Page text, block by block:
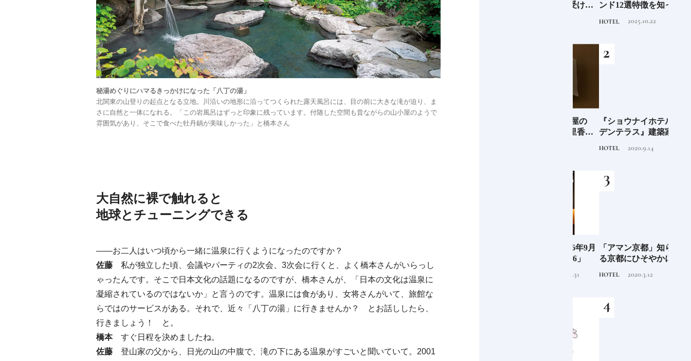
秘湯めぐりにハマるきっかけになった「八丁の湯」
北関東の山登りの起点となる立地。川沿いの地形に沿ってつくられた露天風呂には、目の前に大きな滝が迫り、ま
さに自然と一体になれる。「この岩風呂はずっと印象に残っています。付随した空間も昔ながらの山小屋のようで
雰囲気があり、そこで食べた牡丹鍋が美味しかった」と橋本さん
大自然に裸で触れると
地球とチューニングできる
――お二人はいつ頃から一緒に温泉に行くようになったのですか？
佐藤 私が独立した頃、会議やパーティの2次会、3次会に行くと、よく橋本さんがいらっし
ゃったんです。そこで日本文化の話題になるのですが、橋本さんが、「日本の文化は温泉に
凝縮されているのではないか」と言うのです。温泉には食があり、女将さんがいて、旅館な
らではのサービスがある。それで、近々「八丁の湯」に行きませんか？ とお話ししたら、
行きましょう！ と。
橋本すぐ日程を決めましたね。
佐藤 登山家の父から、日光の山の中腹で、滝の下にある温泉がすごいと聞いていて。2001
号「木と生きる2026」
INFORMATION 2026.7.31
スケープが誕生
TRAVEL 2022.6.11
ンド12選特徴を知って、
喫｜ホテルブランド大解
2025.10.22
『ショウナイホテル スイ
デンテラス』建築家・坂
の街づくりのシンボル
2020.9.14
「アマン京都」知られざ
る京都にひそやかに息づ
HOTEL 2020.3.12